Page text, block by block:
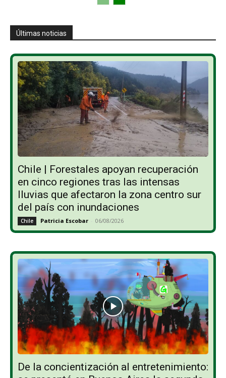
Últimas noticias
Chile | Forestales apoyan recuperación
en cinco regiones tras las intensas
lluvias que afectaron la zona centro sur
del país con inundaciones
Chile Patricia Escobar - 06/08/2026
De la concientización al entretenimiento: